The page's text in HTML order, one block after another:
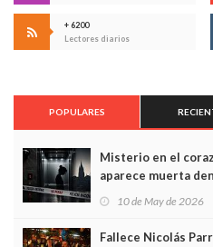
+ 6200
Lectores diarios
POPULARES
Misterio en el
aparece muerta
edificio y las
10 de May de 2026
Fallece Nicolás